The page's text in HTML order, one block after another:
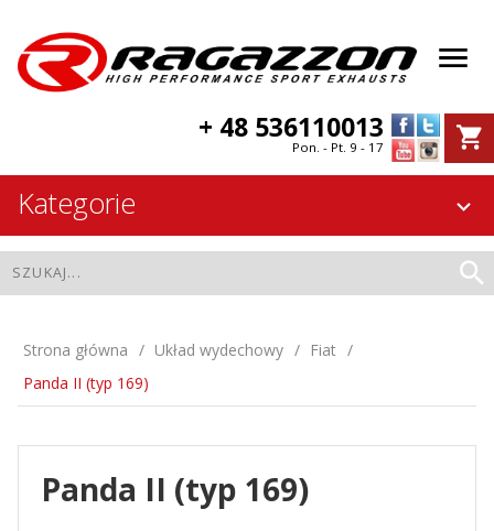
+ 48 536110013
Pon. - Pt. 9 - 17
Kategorie
Strona główna Układ wydechowy
Fiat
Panda II (typ 169)
Panda II (typ 169)